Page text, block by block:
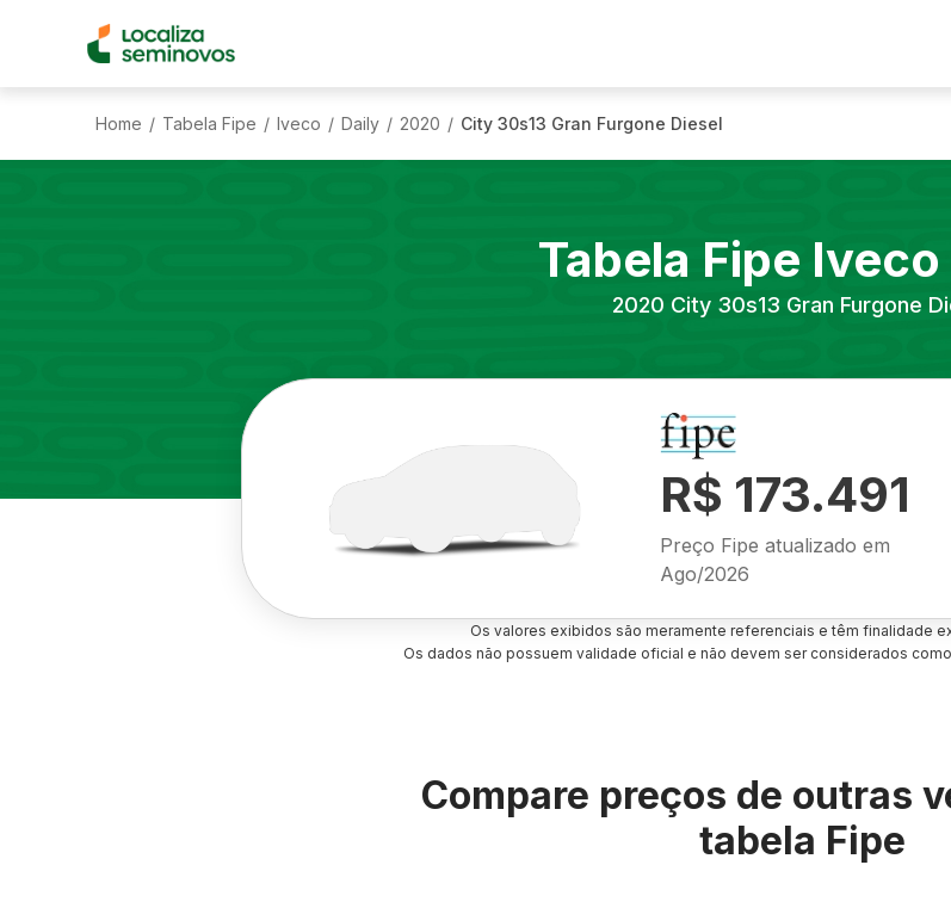
Home / Tabela Fipe / Iveco / Daily / 2020 / City 30s13 Gran Furgone Diesel
Tabela Fipe Iveco
2020 City 30s13 Gran Furgone
R$ 173.491
Preço Fipe atualizado em
Ago/2026
Os valores exibidos são meramente referenciais e têm finalidade
Os dados não possuem validade oficial e não devem ser considerados
Compare preços de outras
tabela Fipe